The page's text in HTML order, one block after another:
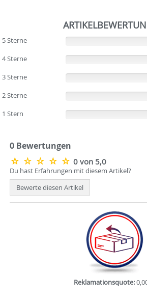
5 Sterne
4 Sterne
3 Sterne
2 Sterne
1 Stern
0 Bewertungen
0 von 5,0
Du hast Erfahrungen mit diesem Artikel?
Bewerte diesen Artikel
Reklamationsquote: